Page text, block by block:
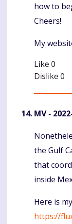
how to
Cheers!
My
Like 0
Dislike 0
MV-
the Gulf
that
inside
Here is
https://